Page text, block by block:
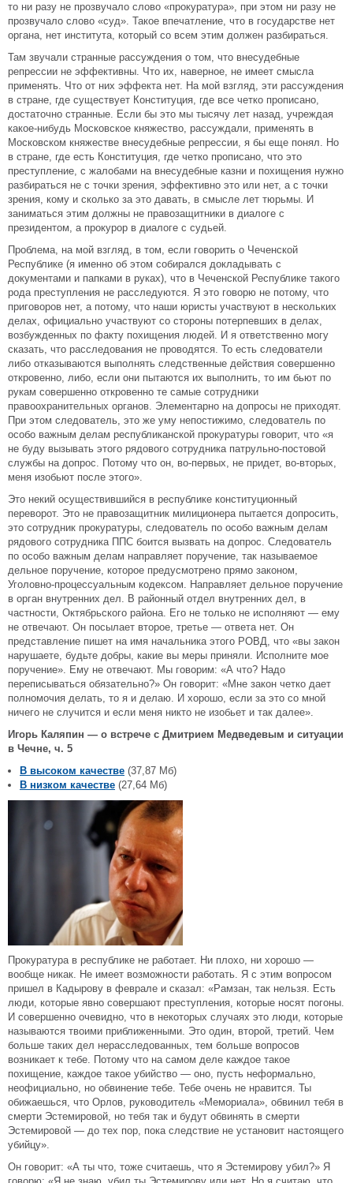
то ни разу не прозвучало слово «прокуратура», при этом ни разу не
прозвучало слово «суд». Такое впечатление, что в государстве нет
органа, нет института, который со всем этим должен разбираться.
Там звучали странные рассуждения о том, что внесудебные
репрессии не эффективны. Что их, наверное, не имеет смысла
применять. Что от них эффекта нет. На мой взгляд, эти рассуждения
в стране, где существует Конституция, где все четко прописано,
достаточно странные. Если бы это мы тысячу лет назад, учреждая
какое-нибудь Московское княжество, рассуждали, применять в
Московском княжестве внесудебные репрессии, я бы еще понял. Но
в стране, где есть Конституция, где четко прописано, что это
преступление, с жалобами на внесудебные казни и похищения нужно
разбираться не с точки зрения, эффективно это или нет, а с точки
зрения, кому и сколько за это давать, в смысле лет тюрьмы. И
заниматься этим должны не правозащитники в диалоге с
президентом, а прокурор в диалоге с судьей.
Проблема, на мой взгляд, в том, если говорить о Чеченской
Республике (я именно об этом собирался докладывать с
документами и папками в руках), что в Чеченской Республике такого
рода преступления не расследуются. Я это говорю не потому, что
приговоров нет, а потому, что наши юристы участвуют в нескольких
делах, официально участвуют со стороны потерпевших в делах,
возбужденных по факту похищения людей. И я ответственно могу
сказать, что расследования не проводятся. То есть следователи
либо отказываются выполнять следственные действия совершенно
откровенно, либо, если они пытаются их выполнить, то им бьют по
рукам совершенно откровенно те самые сотрудники
правоохранительных органов. Элементарно на допросы не приходят.
При этом следователь, это же уму непостижимо, следователь по
особо важным делам республиканской прокуратуры говорит, что «я
не буду вызывать этого рядового сотрудника патрульно-постовой
службы на допрос. Потому что он, во-первых, не придет, во-вторых,
меня изобьют после этого».
Это некий осуществившийся в республике конституционный
переворот. Это не правозащитник милиционера пытается допросить,
это сотрудник прокуратуры, следователь по особо важным делам
рядового сотрудника ППС боится вызвать на допрос. Следователь
по особо важным делам направляет поручение, так называемое
дельное поручение, которое предусмотрено прямо законом,
Уголовно-процессуальным кодексом. Направляет дельное поручение
в орган внутренних дел. В районный отдел внутренних дел, в
частности, Октябрьского района. Его не только не исполняют — ему
не отвечают. Он посылает второе, третье — ответа нет. Он
представление пишет на имя начальника этого РОВД, что «вы закон
нарушаете, будьте добры, какие вы меры приняли. Исполните мое
поручение». Ему не отвечают. Мы говорим: «А что? Надо
переписываться обязательно?» Он говорит: «Мне закон четко дает
полномочия делать, то я и делаю. И хорошо, если за это со мной
ничего не случится и если меня никто не изобьет и так далее».
Игорь Каляпин — о встрече с Дмитрием Медведевым и ситуации
в Чечне, ч. 5
В высоком качестве (37,87 Мб)
В низком качестве (27,64 Мб)
Прокуратура в республике не работает. Ни плохо, ни хорошо —
вообще никак. Не имеет возможности работать. Я с этим вопросом
пришел в Кадырову в феврале и сказал: «Рамзан, так нельзя. Есть
люди, которые явно совершают преступления, которые носят погоны.
И совершенно очевидно, что в некоторых случаях это люди, которые
называются твоими приближенными. Это один, второй, третий. Чем
больше таких дел нерасследованных, тем больше вопросов
возникает к тебе. Потому что на самом деле каждое такое
похищение, каждое такое убийство — оно, пусть неформально,
неофициально, но обвинение тебе. Тебе очень не нравится. Ты
обижаешься, что Орлов, руководитель «Мемориала», обвинил тебя в
смерти Эстемировой, но тебя так и будут обвинять в смерти
Эстемировой — до тех пор, пока следствие не установит настоящего
убийцу».
Он говорит: «А ты что, тоже считаешь, что я Эстемирову убил?» Я